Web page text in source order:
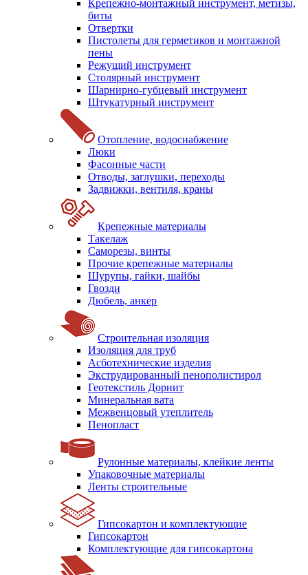
Крепежно-монтажный инструмент, метизы,
биты
Отвертки
Пистолеты для герметиков и монтажной
пены
Режущий инструмент
Столярный инструмент
Шарнирно-губцевый инструмент
Штукатурный инструмент
Отопление, водоснабжение
Люки
Фасонные части
Отводы, заглушки, переходы
Задвижки, вентиля, краны
Крепежные материалы
Такелаж
Саморезы, винты
Прочие крепежные материалы
Шурупы, гайки, шайбы
Гвозди
Дюбель, анкер
Строительная изоляция
Изоляция для труб
Асботехнические изделия
Экструдированный пенополистирол
Геотекстиль Дорнит
Минеральная вата
Межвенцовый утеплитель
Пенопласт
Рулонные материалы, клейкие ленты
Упаковочные материалы
Ленты строительные
Гипсокартон и комплектующие
Гипсокартон
Комплектующие для гипсокартона